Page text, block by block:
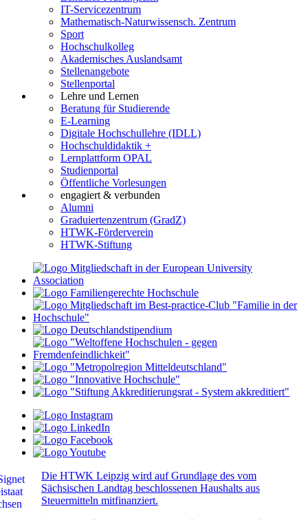
IT-Servicezentrum
Mathematisch-Naturwissensch. Zentrum
Sport
Hochschulkolleg
Akademisches Auslandsamt
Stellenangebote
Stellenportal
Lehre und Lernen
Beratung für Studierende
E-Learning
Digitale Hochschullehre (IDLL)
Hochschuldidaktik +
Lernplattform OPAL
Studienportal
Öffentliche Vorlesungen
engagiert & verbunden
Alumni
Graduiertenzentrum (GradZ)
HTWK-Förderverein
HTWK-Stiftung
Die HTWK Leipzig wird auf Grundlage des vom
Sächsischen Landtag beschlossenen Haushalts aus
Steuermitteln mitfinanziert.